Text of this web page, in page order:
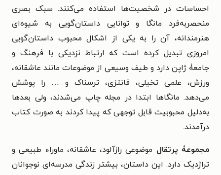
احساسات در شخصیت‌ها استفاده می‌کنند. سبک بصری
منحصربه‌فرد مانگا و توانایی داستان‌گویی به شیوه‌ای
هنرمندانه، آن را به یکی از اشکال محبوب داستان‌گویی
امروزی تبدیل کرده است که ارتباط نزدیکی با فرهنگ و
جامعۀ ژاپن دارد و طیف وسیعی از موضوعات مانند عاشقانه،
ورزش، علمی تخیلی، فانتزی، ترسناک و … را پوشش
می‌دهد. مانگاها ابتدا در مجله چاپ می‌شدند، ولی بعدها
به‌دلیل محبوبیت قابل توجهی که پیدا کردند به صورت کتاب
درآمدند.
مجموعۀ پرتقال موضوعی رازآلود، عاشقانه، ماوراء طبیعی و
تراژدیک دارد. این داستان، بیشتر زندگی مدرسه‌ای نوجوانان